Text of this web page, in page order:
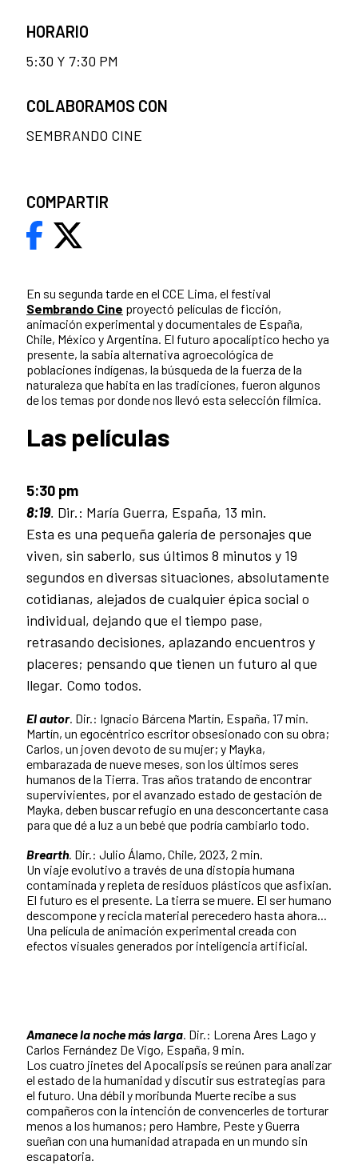
En su segunda tarde en el CCE Lima, el festival
Sembrando Cine proyectó películas de ficción,
animación experimental y documentales de España,
Chile, México y Argentina. El futuro apocalíptico hecho ya
presente, la sabia alternativa agroecológica de
poblaciones indígenas, la búsqueda de la fuerza de la
naturaleza que habita en las tradiciones, fueron algunos
de los temas por donde nos llevó esta selección fílmica.
Las películas
5:30 pm
8:19. Dir.: María Guerra, España, 13 min.
Esta es una pequeña galería de personajes que
viven, sin saberlo, sus últimos 8 minutos y 19
segundos en diversas situaciones, absolutamente
cotidianas, alejados de cualquier épica social o
individual, dejando que el tiempo pase,
retrasando decisiones, aplazando encuentros y
placeres; pensando que tienen un futuro al que
llegar. Como todos.
El autor. Dir.: Ignacio Bárcena Martín, España, 17 min.
Martín, un egocéntrico escritor obsesionado con su obra;
Carlos, un joven devoto de su mujer; y Mayka,
embarazada de nueve meses, son los últimos seres
humanos de la Tierra. Tras años tratando de encontrar
supervivientes, por el avanzado estado de gestación de
Mayka, deben buscar refugio en una desconcertante casa
para que dé a luz a un bebé que podría cambiarlo todo.
Brearth. Dir.: Julio Álamo, Chile, 2023, 2 min.
Un viaje evolutivo a través de una distopía humana
contaminada y repleta de residuos plásticos que asfixian.
El futuro es el presente. La tierra se muere. El ser humano
descompone y recicla material perecedero hasta ahora...
Una película de animación experimental creada con
efectos visuales generados por inteligencia artificial.
Amanece la noche más larga. Dir.: Lorena Ares Lago y
Carlos Fernández De Vigo, España, 9 min.
Los cuatro jinetes del Apocalipsis se reúnen para analizar
el estado de la humanidad y discutir sus estrategias para
el futuro. Una débil y moribunda Muerte recibe a sus
compañeros con la intención de convencerles de torturar
menos a los humanos; pero Hambre, Peste y Guerra
sueñan con una humanidad atrapada en un mundo sin
escapatoria.
HORARIO
5:30 Y 7:30 PM
COLABORAMOS CON
SEMBRANDO CINE
COMPARTIR